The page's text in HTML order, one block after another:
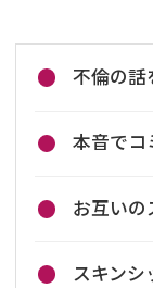
不倫の話
本音でコ
お互いの
スキンシ